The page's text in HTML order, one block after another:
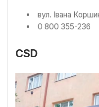
вул. Івана
0 800 355-236
CSD